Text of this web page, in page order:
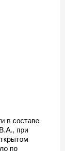
в составе
при
по